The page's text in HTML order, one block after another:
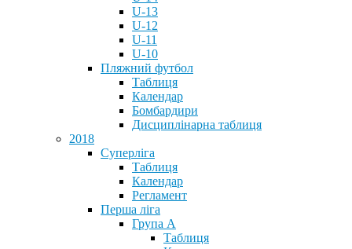
U-13
U-12
U-11
U-10
Пляжний футбол
Таблиця
Календар
Бомбардири
Дисциплінарна таблиця
2018
Суперліга
Таблиця
Календар
Регламент
Перша ліга
Група А
Таблиця